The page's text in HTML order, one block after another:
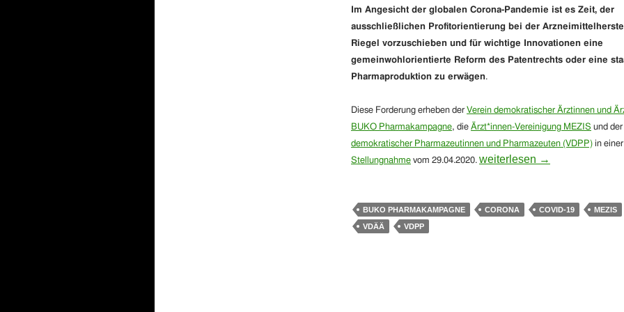
Im Angesicht der globalen Corona-Pandemie ist es Zeit, der
ausschließlichen Profitorientierung bei der
Riegel vorzuschieben und für wichtige Innovationen eine
gemeinwohlorientierte Reform des Patentrechts oder eine
Pharmaproduktion zu erwägen.
Diese Forderung erheben der Verein demokratischer Ärztinnen und
BUKO Pharmakampagne, die Ärzt*innen-Vereinigung MEZIS und der
demokratischer Pharmazeutinnen und Pharmazeuten (VDPP) in einer
Stellungnahme vom 29.04.2020. Globale Solidarität beim
weiterlesen →
BUKO PHARMAKAMPAGNE CORONA COVID-19 MEZIS
VDÄÄ
VDPP